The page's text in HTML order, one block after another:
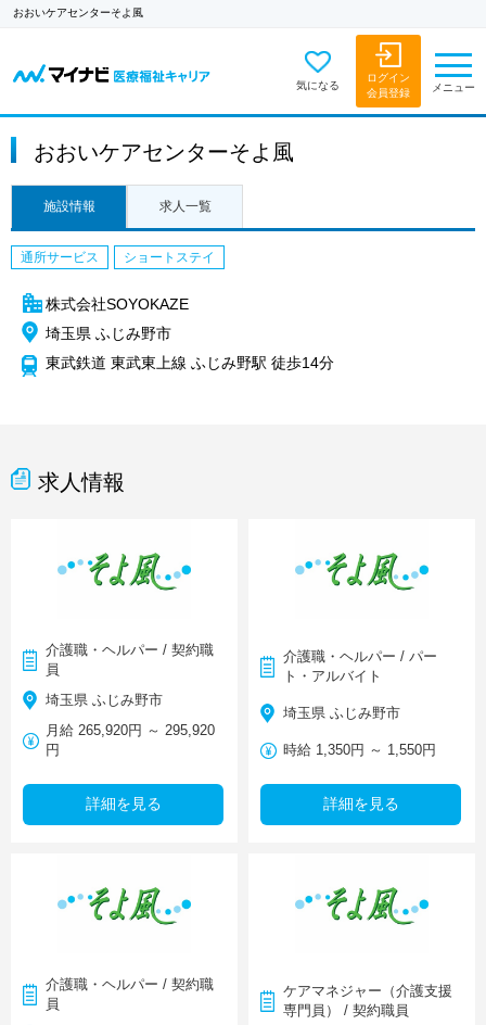
おおいケアセンターそよ風
気になる
ログイン
会員登録
メニュー
おおいケアセンターそよ風
施設情報 求人一覧
通所サービス ショートステイ
株式会社SOYOKAZE
埼玉県 ふじみ野市
東武鉄道 東武東上線 ふじみ野駅 徒歩14分
求人情報
介護職・ヘルパー / 契約職
員
埼玉県 ふじみ野市
月給 265,920円 ～ 295,920
円
詳細を見る
介護職・ヘルパー / パー
ト・アルバイト
埼玉県 ふじみ野市
時給 1,350円 ～ 1,550円
詳細を見る
介護職・ヘルパー / 契約職
員
ケアマネジャー（介護支援
専門員） / 契約職員